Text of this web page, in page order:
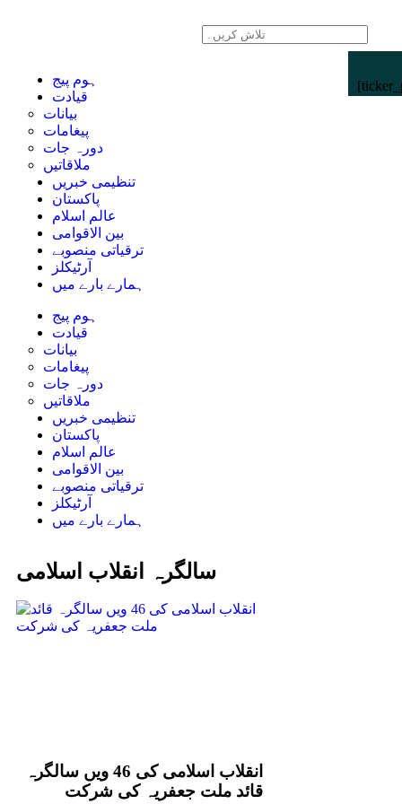
ہوم پیج
قیادت
بیانات
پیغامات
دورہ جات
ملاقاتیں
تنظیمی خبریں
پاکستان
عالم اسلام
بین الاقوامی
ترقیاتی منصوبے
آرٹیکلز
ہمارے بارے میں
ہوم پیج
قیادت
بیانات
پیغامات
دورہ جات
ملاقاتیں
تنظیمی خبریں
پاکستان
عالم اسلام
بین الاقوامی
ترقیاتی منصوبے
آرٹیکلز
ہمارے بارے میں
سالگرہ انقلاب اسلامی
انقلاب اسلامی کی 46 ویں سالگرہ
قائد ملت جعفریہ کی شرکت